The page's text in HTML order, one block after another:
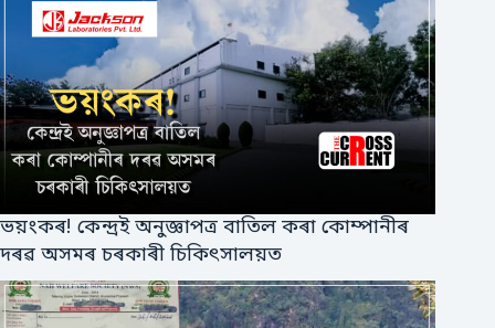
ভয়ংকৰ! কেন্দ্ৰই অনুজ্ঞাপত্ৰ বাতিল কৰা কোম্পানীৰ
দৰৱ অসমৰ চৰকাৰী চিকিৎসালয়ত